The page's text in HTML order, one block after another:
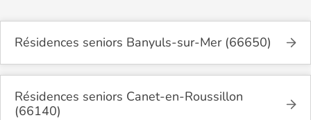
Résidences seniors Banyuls-sur-Mer (66650)
Résidences seniors Canet-en-Roussillon
(66140)